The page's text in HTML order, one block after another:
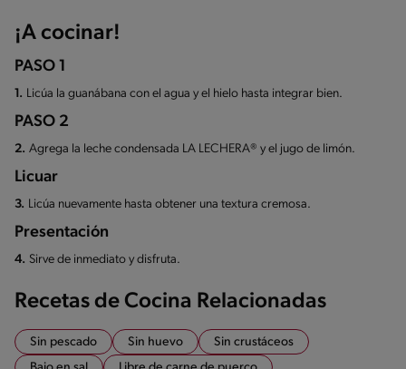
¡A cocinar!
PASO 1
1. Licúa la guanábana con el agua y el hielo hasta integrar bien.
PASO 2
2. Agrega la leche condensada LA LECHERA® y el jugo de limón.
Licuar
3. Licúa nuevamente hasta obtener una textura cremosa.
Presentación
4. Sirve de inmediato y disfruta.
Recetas de Cocina Relacionadas
Sin pescado Sin huevo
Sin crustáceos